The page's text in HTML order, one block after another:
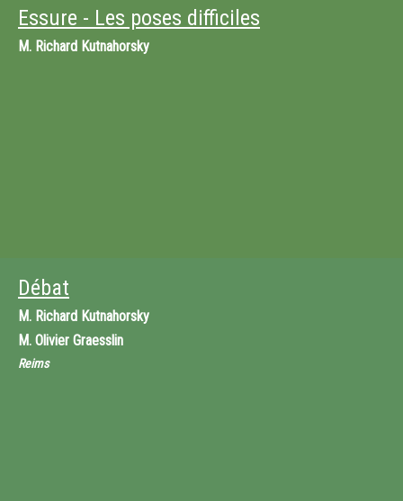
Essure - Les poses difficiles
M. Richard Kutnahorsky
Débat
M. Richard Kutnahorsky
M. Olivier Graesslin
Reims